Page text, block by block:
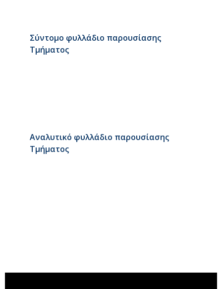
Σύντομο φυλλάδιο παρουσίασης
Τμήματος
Αναλυτικό φυλλάδιο παρουσίασης
Τμήματος